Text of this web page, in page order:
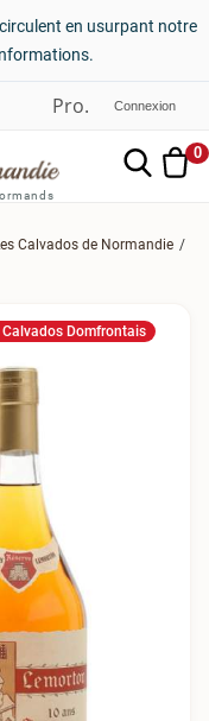
en usurpant notre
Connexion
0
Calvados de Normandie
Calvados Domfrontais